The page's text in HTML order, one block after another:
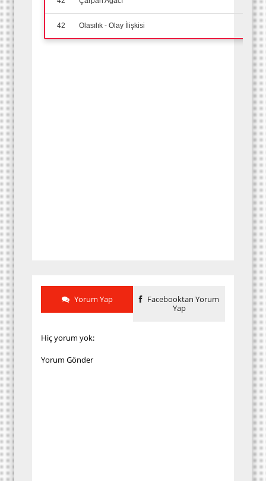
42 Olasılık - Olay İlişkisi
Yorum Yap
Facebooktan Yorum
Yap
Hiç yorum yok:
Yorum Gönder